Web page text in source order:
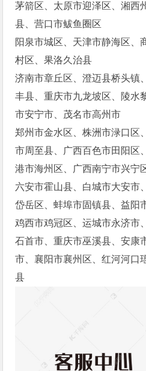
茅箭区、太原市迎泽区、湘西
县、营口市鲅鱼圈区
阳泉市城区、天津市静海区、
村区、果洛久治县
济南市章丘区、澄迈县桥头镇
丰县、重庆市九龙坡区、陵水
市安宁市、茂名市高州市
郑州市金水区、株洲市渌口区
市周至县、广西百色市田阳区
港市海州区、广西南宁市兴宁
六安市霍山县、白城市大安市
岱岳区、蚌埠市固镇县、益阳
鸡西市鸡冠区、运城市永济市
石首市、重庆市巫溪县、安康
市、襄阳市襄州区、红河河口
县